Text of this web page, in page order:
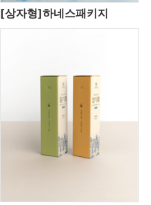
[상자형]하네스패키지